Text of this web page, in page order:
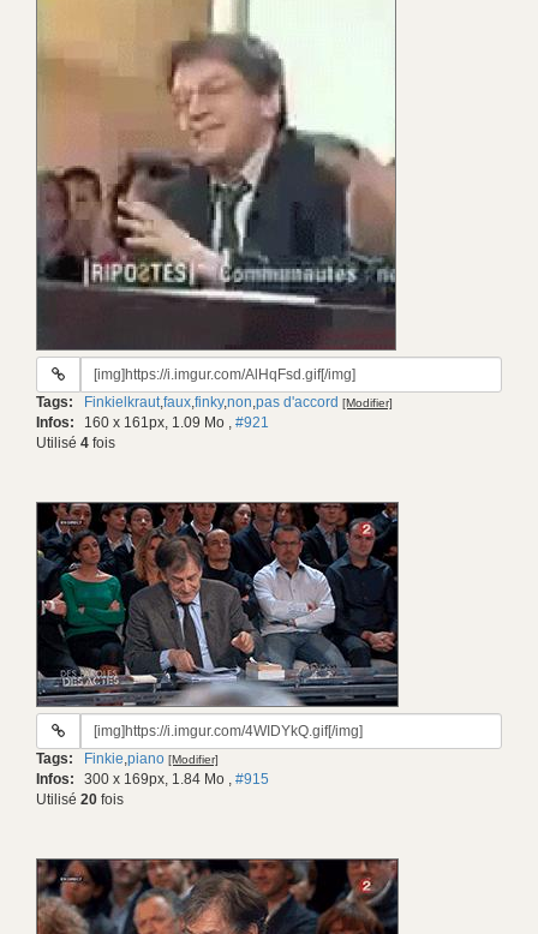
URL
gif:
Tags: Finkielkraut,faux,finky,non,pas d'accord [Modifier]
Infos: 160 x 161px, 1.09 Mo , #921
Utilisé 4 fois
URL
gif:
Tags: Finkie,piano [Modifier]
Infos: 300 x 169px, 1.84 Mo , #915
Utilisé 20 fois